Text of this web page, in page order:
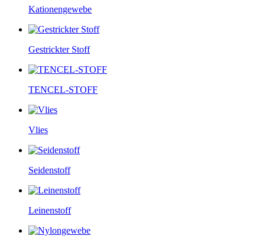
Kationengewebe
Gestrickter Stoff
TENCEL-STOFF
Vlies
Seidenstoff
Leinenstoff